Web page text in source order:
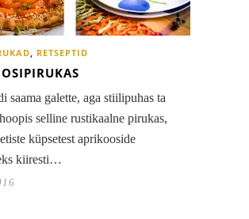
, RETSEPTID
saama galette, aga stiilipuhas ta
selline rustikaalne pirukas,
küpsetest aprikooside
kiiresti…